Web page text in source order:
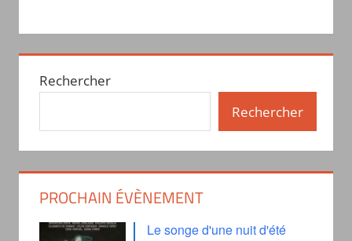
Rechercher
Rechercher
PROCHAIN ÉVÈNEMENT
Le songe d'une nuit d'été